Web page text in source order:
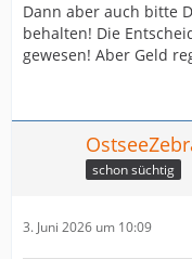
Dann aber auch bitte
behalten! Die
gewesen! Aber Geld
schon süchtig
3. Juni 2026 um 10:09